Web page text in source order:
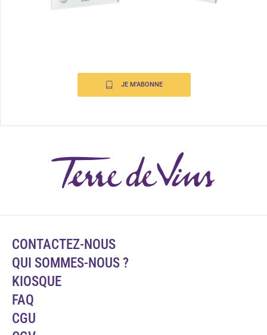
JE M'ABONNE
CONTACTEZ-NOUS
QUI SOMMES-NOUS ?
KIOSQUE
FAQ
CGU